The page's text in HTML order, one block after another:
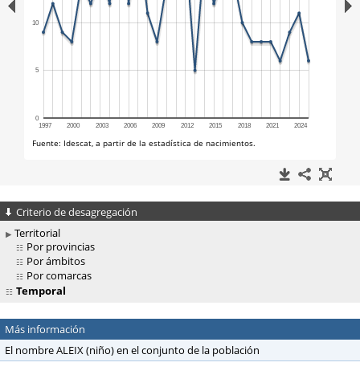
Criterio de desagregación
Territorial
Por provincias
Por ámbitos
Por comarcas
Temporal
Más información
El nombre ALEIX (niño) en el conjunto de la población